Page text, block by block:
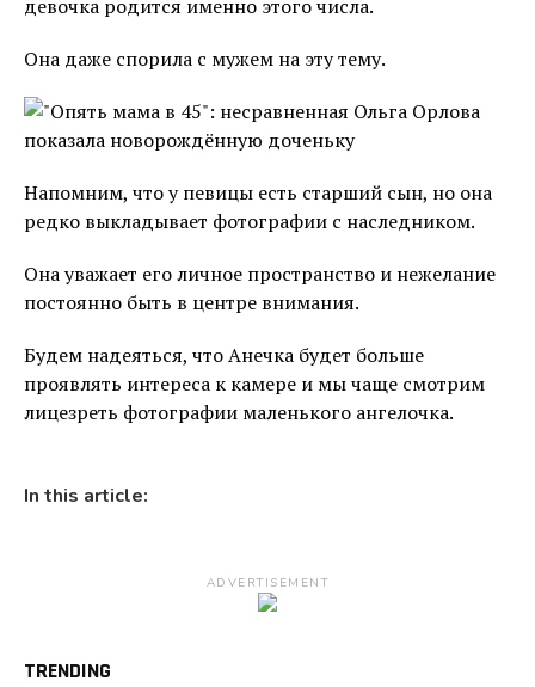
девочка родится именно этого числа.
Она даже спорила с мужем на эту тему.
Напомним, что у певицы есть старший сын, но она
редко выкладывает фотографии с наследником.
Она уважает его личное пространство и нежелание
постоянно быть в центре внимания.
Будем надеяться, что Анечка будет больше
проявлять интереса к камере и мы чаще смотрим
лицезреть фотографии маленького ангелочка.
In this article:
ADVERTISEMENT
TRENDING